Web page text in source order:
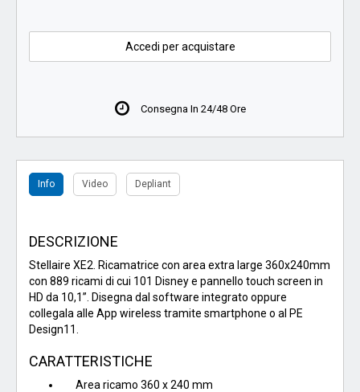
Accedi per acquistare
Consegna In 24/48 Ore
Info Video Depliant
DESCRIZIONE
Stellaire XE2. Ricamatrice con area extra large 360x240mm
con 889 ricami di cui 101 Disney e pannello touch screen in
HD da 10,1”. Disegna dal software integrato oppure
collegala alle App wireless tramite smartphone o al PE
Design11.
CARATTERISTICHE
Area ricamo 360 x 240 mm